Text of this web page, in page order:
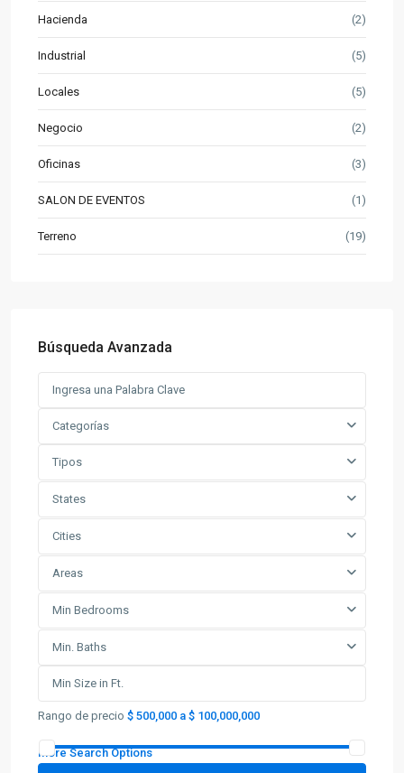
Hacienda (2)
Industrial (5)
Locales (5)
Negocio (2)
Oficinas (3)
SALON DE EVENTOS (1)
Terreno (19)
Búsqueda Avanzada
Categorías
Tipos
States
Cities
Areas
Min Bedrooms
Min. Baths
Rango de precio $ 500,000 a $ 100,000,000
More Search Options